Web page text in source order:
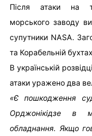
Після атаки на
морського заводу
супутники NASA.
та Корабельній
В українській
атаки уражено два
«Є пошкодження
Орджонікідзе в
обладнання. Якщо